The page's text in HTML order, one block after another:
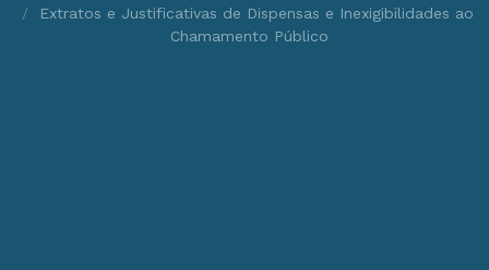
Extratos e Justificativas de Dispensas e Inexigibilidades ao
Chamamento Público